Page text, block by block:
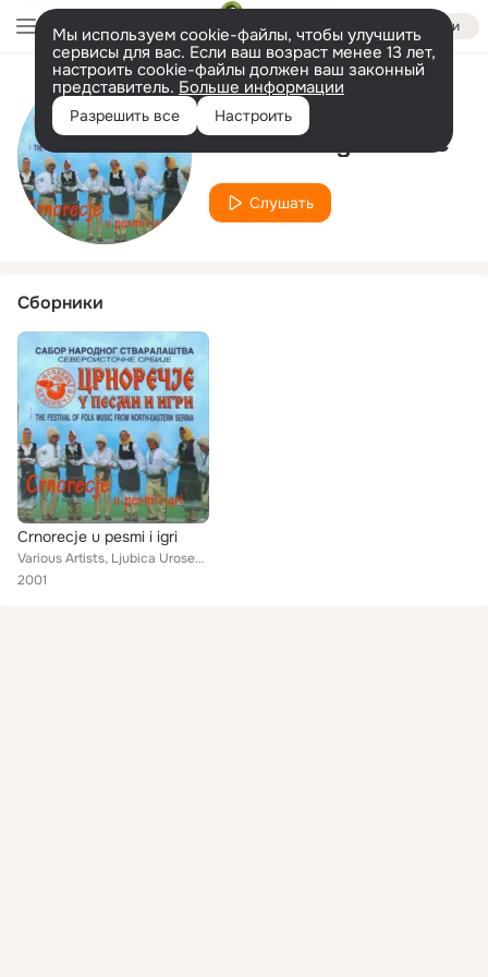
Войти
Мы используем cookie-файлы, чтобы улучшить
сервисы для вас. Если ваш возраст менее 13 лет,
настроить cookie-файлы должен ваш законный
представитель. Больше информации
Разрешить все Настроить
Исполнитель
Kosara Bogdanovic
Слушать
Сборники
Crnorecje u pesmi i igri
Various Artists, Ljubica Urosevic, Milica Djokic, Jana Radosavljevic, Krina Grujic, Orkestar Raka Kostica, Ansambl iz Osnic, Zik...
2001